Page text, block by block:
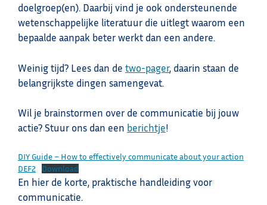
doelgroep(en). Daarbij vind je ook ondersteunende
wetenschappelijke literatuur die uitlegt waarom een
bepaalde aanpak beter werkt dan een andere.
Weinig tijd? Lees dan de two-pager, daarin staan de
belangrijkste dingen samengevat.
Wil je brainstormen over de communicatie bij jouw
actie? Stuur ons dan een berichtje!
DIY Guide – How to effectively communicate about your action
DEF2
Download
En hier de korte, praktische handleiding voor
communicatie.